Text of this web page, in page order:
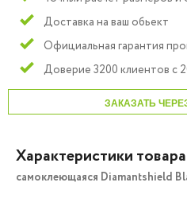
Доставка на ваш обьект
Официальная гарантия
Доверие 3200 клиентов с
ЗАКАЗАТЬ
Характеристики
самоклеющаяся Diamantshield